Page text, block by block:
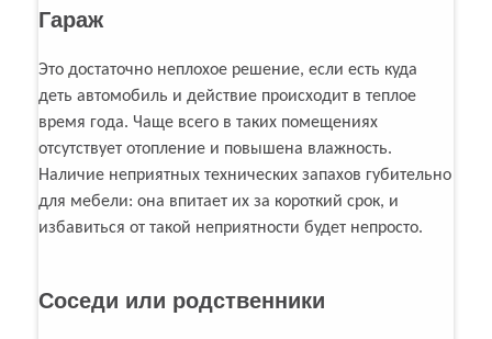
Гараж
Это достаточно неплохое решение, если есть куда
деть автомобиль и действие происходит в теплое
время года. Чаще всего в таких помещениях
отсутствует отопление и повышена влажность.
Наличие неприятных технических запахов губительно
для мебели: она впитает их за короткий срок, и
избавиться от такой неприятности будет непросто.
Соседи или родственники